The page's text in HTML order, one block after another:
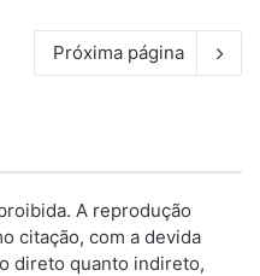
Próxima página
A reprodução
citação, com a devida
direto quanto indireto,